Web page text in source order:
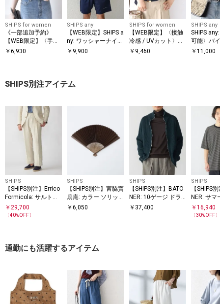
SHIPS for women
《一部追加予約》
【WEB限定】〈手洗
い可能〉アイレット
￥ 6,930
SHIPS any
【WEB限定】SHIPS a
ny: ワッシャーナイロ
ン スピンドル Tシャ
￥ 9,900
SHIPS for women
【WEB限定】〈接触
冷感 / UVカット〉シ
アー オーガンジー コ
￥ 9,460
SHIPS any
SHIPS
可能〉バ
ョートス
￥11,000
SHIPS別注アイテム
SHIPS
【SHIPS別注】Errico
Formicola: サルトリ
アル リネン バスケッ
ト スラックス
￥ 29,700
〔40%OFF〕
SHIPS
【SHIPS別注】宮脇賣
扇庵: カラー ソリッ
ド 扇子
￥6,050
SHIPS
【SHIPS別注】BATO
NER: 10ゲージ ドラ
イバーズ ニット
￥ 37,400
SHIPS
【SHIPS
NER: サマ
シャツ
￥16,940
〔30%OFF〕
通勤にも活躍するアイテム